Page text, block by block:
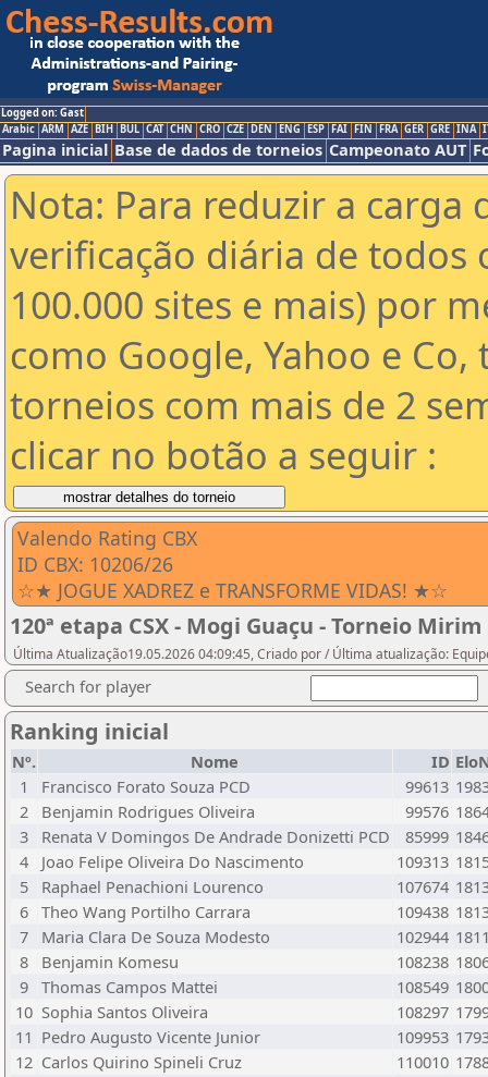
Logged on: Gast
Arabic ARM AZE BIH BUL CAT CHN CRO CZE DEN ENG ESP FAI FIN FRA GER GRE INA
Pagina inicial Base de dados de torneios Campeonato AUT
Nota: Para reduzir a carga
verificação diária de todos
100.000 sites e mais) por
como Google, Yahoo e
torneios com mais de 2
clicar no botão a seguir :
Valendo Rating CBX
ID CBX: 10206/26
☆★ JOGUE XADREZ e TRANSFORME VIDAS! ★☆
120ª etapa CSX - Mogi Guaçu - Torneio Mirim
Última Atualização19.05.2026 04:09:45, Criado por / Última atualização:
Search for player
Ranking inicial
Nº. Nome ID
1
Francisco Forato Souza PCD 99613
2
Benjamin Rodrigues Oliveira 99576
3
Renata V Domingos De Andrade Donizetti PCD 85999
4
Joao Felipe Oliveira Do Nascimento 109313
5
Raphael Penachioni Lourenco 107674
6 Theo Wang Portilho Carrara 109438
7
Maria Clara De Souza Modesto 102944
8
Benjamin Komesu 108238
9 Thomas Campos Mattei 108549
10 Sophia Santos Oliveira 108297
11 Pedro Augusto Vicente Junior 109953
12 Carlos Quirino Spineli Cruz 110010